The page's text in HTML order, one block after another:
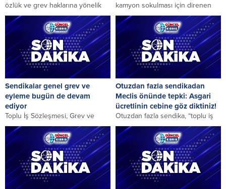
özlük ve grev haklarına yönelik
yasa tasarılarını eleştirerek,
ekonomik sorunlara çözüm
üretmek...
kamyon sokulması için direnen
eylemciler ile polis arasında
arbede yaşandı. Eylem,...
Sendikalar genel grev ve
eyleme bugün de devam
ediyor
Toplu İş Sözleşmesi, Grev ve
Referandum Yasası ile Hayat
Pahalılığı Alma Hakkı Yasası ile
ilgili...
Otuzdan fazla sendikadan
Meclis önünde tepki: Asgari
ücretlinin cebine göz diktiniz!
Otuzdan fazla sendika, “toplu iş
sözleşmesi” ve “hayat pahalılığı”
konularında yapılmak istenen
değişiklikler nedeniyle Meclis...